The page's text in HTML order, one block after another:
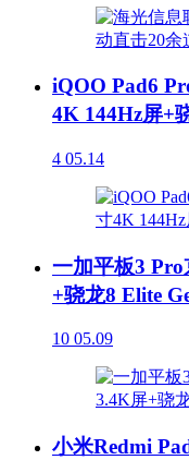
iQOO Pad6
4K 144Hz屏+
4 05.14
一加平板3
+骁龙8 Elite
10 05.09
小米Redmi